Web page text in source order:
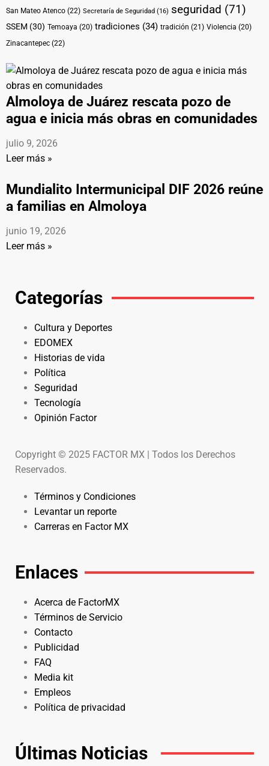
San Mateo Atenco (22) Secretaría de Seguridad (16) seguridad (71)
SSEM (30) Temoaya (20) tradiciones (34) tradición (21) Violencia (20)
Zinacantepec (22)
Almoloya de Juárez rescata pozo de
agua e inicia más obras en comunidades
julio 9, 2026
Leer más »
Mundialito Intermunicipal DIF 2026 reúne
a familias en Almoloya
junio 19, 2026
Leer más »
Categorías
Cultura y Deportes
EDOMEX
Historias de vida
Política
Seguridad
Tecnología
Opinión Factor
Copyright © 2025 FACTOR MX | Todos los Derechos
Reservados.
Términos y Condiciones
Levantar un reporte
Carreras en Factor MX
Enlaces
Acerca de FactorMX
Términos de Servicio
Contacto
Publicidad
FAQ
Media kit
Empleos
Política de privacidad
Últimas Noticias